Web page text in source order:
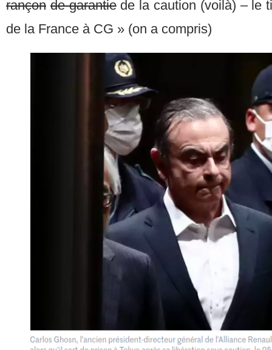
rançon de garantiede la caution (voilà) – le
de la France à CG » (on a compris)